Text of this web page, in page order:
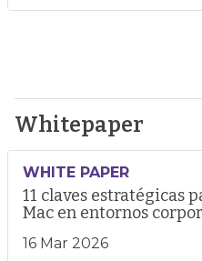
Whitepaper
WHITE PAPER
11 claves estratégicas
Mac en entornos
16 Mar 2026